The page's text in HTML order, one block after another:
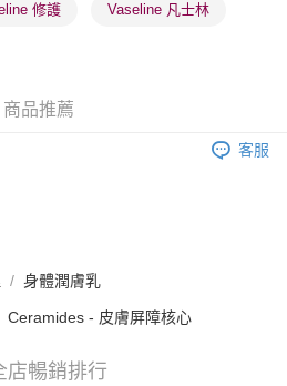
安排重寄
或以上免運費
個工作天送達
修護 Vaseline 凡士林
商品推薦
客服
身體潤膚乳
Ceramides - 皮膚屏障核心
店暢銷排行